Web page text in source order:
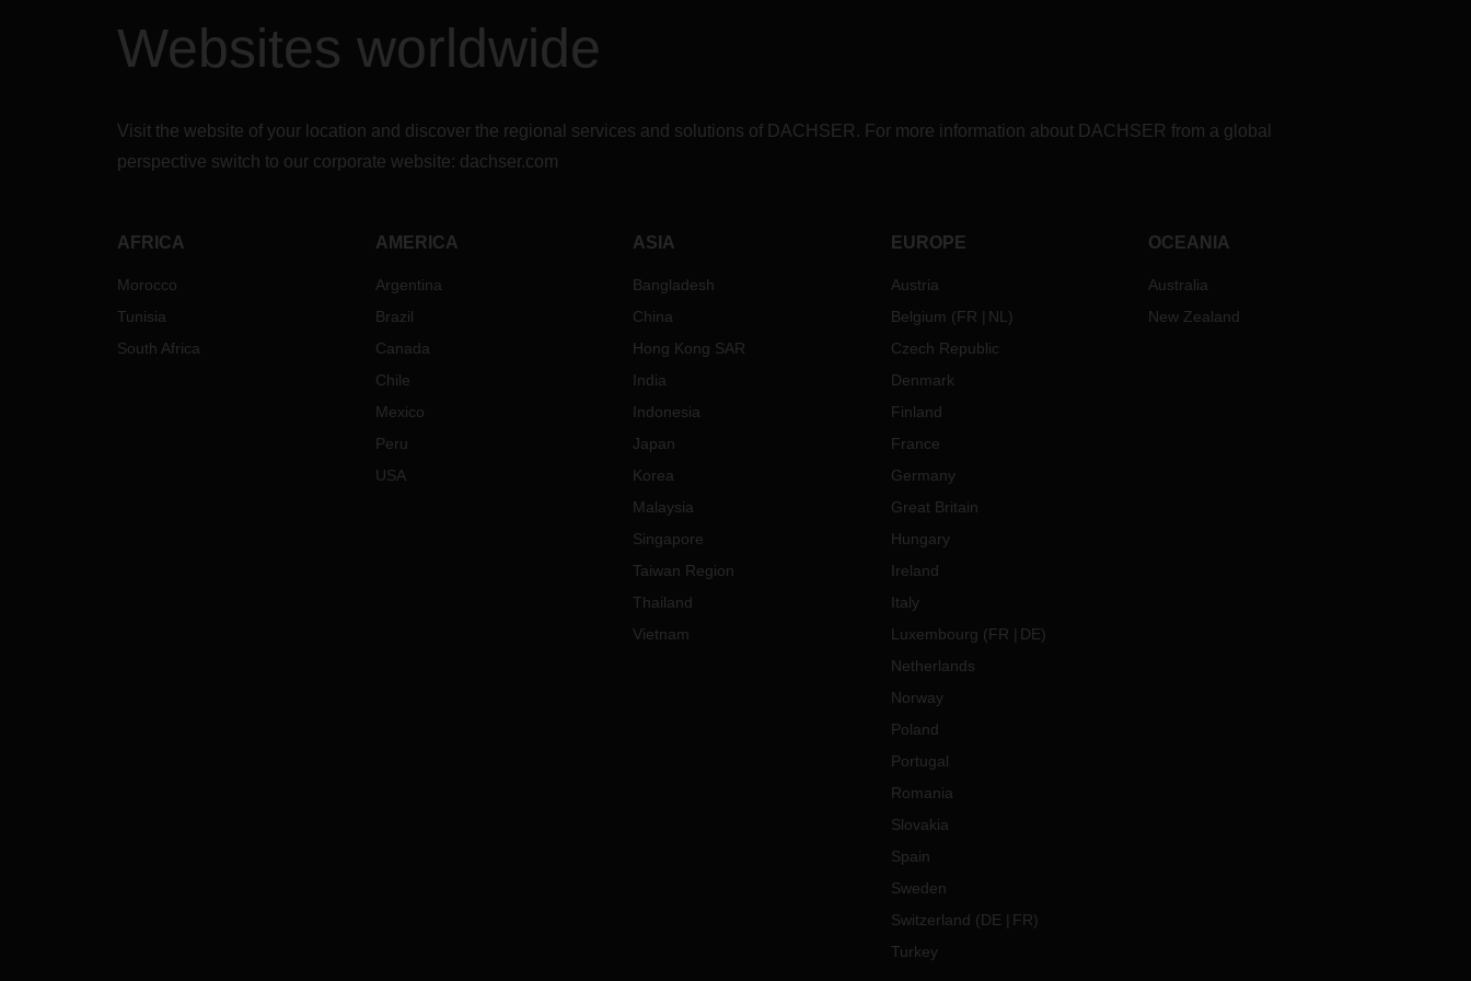
Websites worldwide
Visit the website of your location and discover the regional services and solutions of DACHSER. For more information about DACHSER from a global
perspective switch to our corporate website: dachser.com
AFRICA
Morocco
Tunisia
South Africa
AMERICA
Argentina
Brazil
Canada
Chile
Mexico
Peru
USA
ASIA
Bangladesh
China
Hong Kong SAR
India
Indonesia
Japan
Korea
Malaysia
Singapore
Taiwan Region
Thailand
Vietnam
EUROPE
Austria
Belgium (FR NL )
Czech Republic
Denmark
Finland
France
Germany
Great Britain
Hungary
Ireland
Italy
Luxembourg (FR DE)
Netherlands
Norway
Poland
Portugal
Romania
Slovakia
Spain
Sweden
Switzerland (DE FR)
Turkey
OCEANIA
Australia
New Zealand